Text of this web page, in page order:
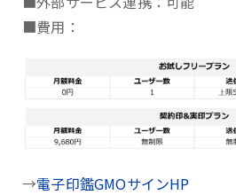
■費用：
→電子印鑑GMOサインHP